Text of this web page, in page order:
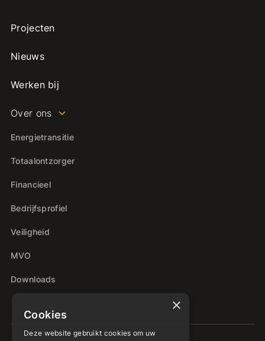
Projecten
Nieuws
Werken bij
Over ons
Energietransitie
Totaalontzorger
Financieel
Bedrijfsprofiel
Veiligheid
MVO
Downloads
×
Cookies
Deze website gebruikt cookies om uw